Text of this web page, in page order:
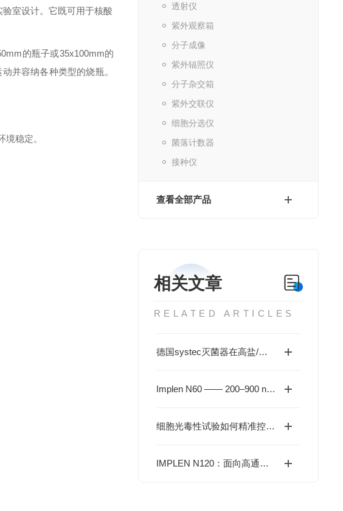
透射仪
紫外观察箱
分子成像
紫外辐照仪
分子杂交箱
紫外交联仪
细胞分选仪
菌落计数器
接种仪
查看全部产品
相关文章
RELATED ARTICLES
德国systec灭菌器在高盐/酸性废液处理中的优势
Implen N60 —— 200–900 nm 全光谱微量光度计
细胞光毒性试验如何精准控制UVA剂量？
IMPLEN N120：面向高通量微量样品检测的 12 通道分光光度计
验室设计。它既可用于核酸
的瓶子或35x100mm的
并容纳各种类型的烧瓶。
稳定。